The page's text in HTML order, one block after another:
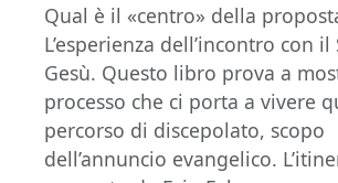
Qual è il «centro» della
L’esperienza dell’incontro con
Gesù. Questo libro prova a
processo che ci porta a vivere
percorso di discepolato, scopo
dell’annuncio evangelico.